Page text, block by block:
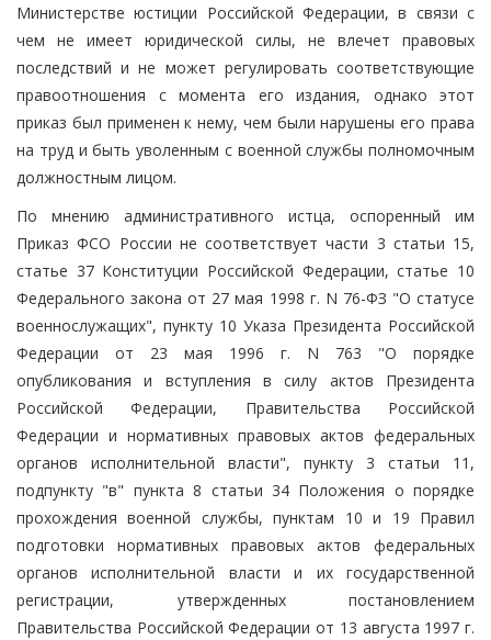
Министерстве юстиции Российской Федерации, в связи с
чем не имеет юридической силы, не влечет правовых
последствий и не может регулировать соответствующие
правоотношения с момента его издания, однако этот
приказ был применен к нему, чем были нарушены его права
на труд и быть уволенным с военной службы полномочным
должностным лицом.
По мнению административного истца, оспоренный им
Приказ ФСО России не соответствует части 3 статьи 15,
статье 37 Конституции Российской Федерации, статье 10
Федерального закона от 27 мая 1998 г. N 76-ФЗ "О статусе
военнослужащих", пункту 10 Указа Президента Российской
Федерации от 23 мая 1996 г. N 763 "О порядке
опубликования и вступления в силу актов Президента
Российской Федерации, Правительства Российской
Федерации и нормативных правовых актов федеральных
органов исполнительной власти", пункту 3 статьи 11,
подпункту "в" пункта 8 статьи 34 Положения о порядке
прохождения военной службы, пунктам 10 и 19 Правил
подготовки нормативных правовых актов федеральных
органов исполнительной власти и их государственной
регистрации, утвержденных постановлением
Правительства Российской Федерации от 13 августа 1997 г.